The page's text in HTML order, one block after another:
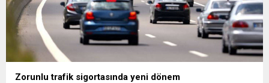
Zorunlu trafik sigortasında yeni dönem